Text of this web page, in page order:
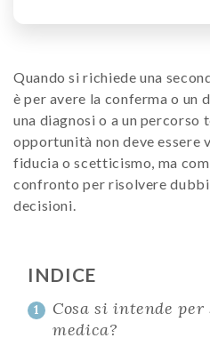
Quando si richiede una
è per avere la conferma o un
una diagnosi o a un percorso
opportunità non deve essere
fiducia o scetticismo, ma
confronto per risolvere dubbi
decisioni.
INDICE
1
Cosa si intende per
medica?